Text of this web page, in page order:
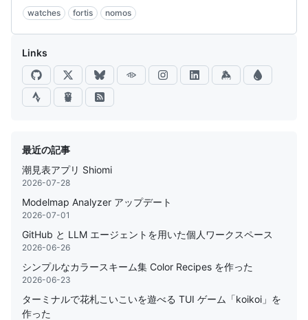
watches fortis nomos
Links
最近の記事
潮見表アプリ Shiomi
2026-07-28
Modelmap Analyzer アップデート
2026-07-01
GitHub と LLM エージェントを用いた個人ワークスペース
2026-06-26
シンプルなカラースキーム集 Color Recipes を作った
2026-06-23
ターミナルで花札こいこいを遊べる TUI ゲーム「koikoi」を
作った